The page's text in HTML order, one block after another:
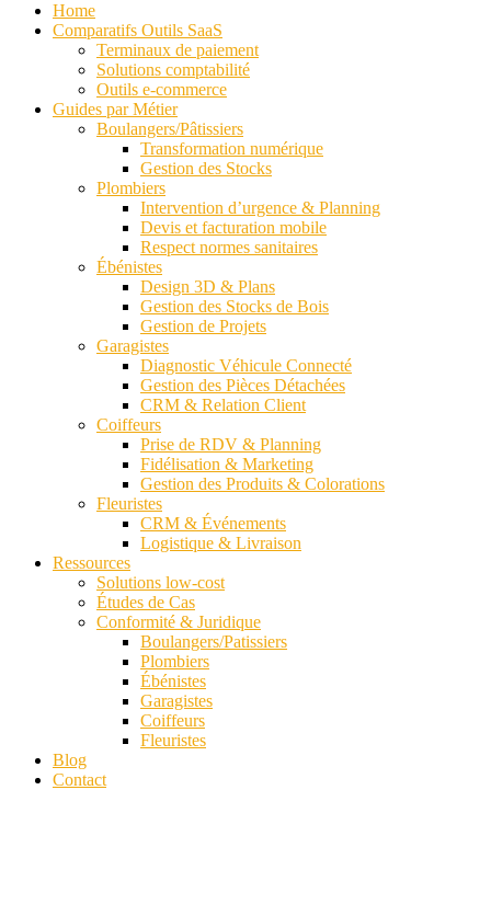
Home
Comparatifs Outils SaaS
Terminaux de paiement
Solutions comptabilité
Outils e-commerce
Guides par Métier
Boulangers/Pâtissiers
Transformation numérique
Gestion des Stocks
Plombiers
Intervention d’urgence & Planning
Devis et facturation mobile
Respect normes sanitaires
Ébénistes
Design 3D & Plans
Gestion des Stocks de Bois
Gestion de Projets
Garagistes
Diagnostic Véhicule Connecté
Gestion des Pièces Détachées
CRM & Relation Client
Coiffeurs
Prise de RDV & Planning
Fidélisation & Marketing
Gestion des Produits & Colorations
Fleuristes
CRM & Événements
Logistique & Livraison
Ressources
Solutions low-cost
Études de Cas
Conformité & Juridique
Boulangers/Patissiers
Plombiers
Ébénistes
Garagistes
Coiffeurs
Fleuristes
Blog
Contact